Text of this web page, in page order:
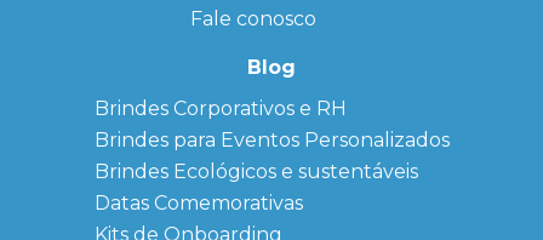
Personalizado
personalizados
Brindes
Corporativos
Copos Térmicos
Personalizados
Datas Especiais
Ecobag
Fale conosco
Blog
Brindes Corporativos e RH
Brindes para Eventos Personalizados
Brindes Ecológicos e sustentáveis
Datas Comemorativas
Kits de Onboarding